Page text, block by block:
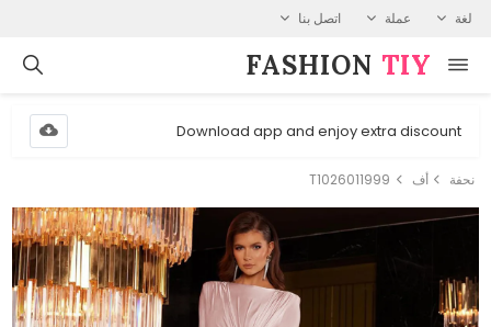
لغة عملة اتصل بنا
FASHION⁠ TIY
Download app and enjoy extra discount
نحفة أف T1026011999